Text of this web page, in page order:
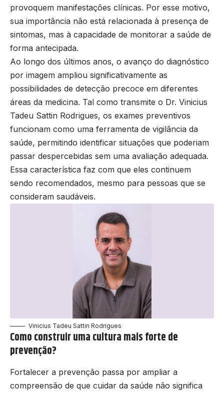
provoquem manifestações clínicas. Por esse motivo,
sua importância não está relacionada à presença de
sintomas, mas à capacidade de monitorar a saúde de
forma antecipada.
Ao longo dos últimos anos, o avanço do diagnóstico
por imagem ampliou significativamente as
possibilidades de detecção precoce em diferentes
áreas da medicina. Tal como transmite o Dr. Vinicius
Tadeu Sattin Rodrigues, os exames preventivos
funcionam como uma ferramenta de vigilância da
saúde, permitindo identificar situações que poderiam
passar despercebidas sem uma avaliação adequada.
Essa característica faz com que eles continuem
sendo recomendados, mesmo para pessoas que se
consideram saudáveis.
Vinicius Tadeu Sattin Rodrigues
Como construir uma cultura mais forte de
prevenção?
Fortalecer a prevenção passa por ampliar a
compreensão de que cuidar da saúde não significa